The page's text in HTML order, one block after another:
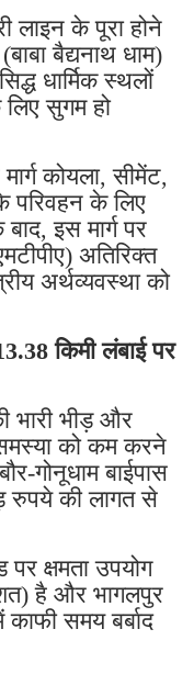
लाइन के पूरा होने
बैद्यनाथ धाम)
धार्मिक स्थलों
सुगम हो
कोयला, सीमेंट,
परिवहन के लिए
इस मार्ग पर
अतिरिक्त
अर्थव्यवस्था को
किमी लंबाई पर
भारी भीड़ और
को कम करने
गोनूधाम बाईपास
रुपये की लागत से
क्षमता उपयोग
है और भागलपुर
समय बर्बाद